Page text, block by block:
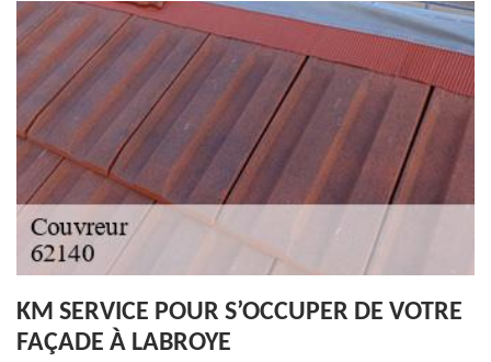
KM SERVICE POUR S’OCCUPER DE VOTRE
FAÇADE À LABROYE